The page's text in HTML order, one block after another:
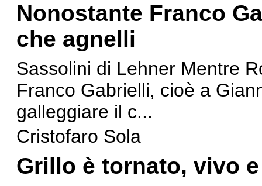
Nonostante Franco
che agnelli
Sassolini di Lehner Mentre
Franco Gabrielli, cioè a
galleggiare il c...
Cristofaro Sola
Grillo è tornato, vivo